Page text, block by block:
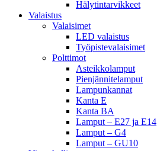
Hälytintarvikkeet
Valaistus
Valaisimet
LED valaistus
Työpistevalaisimet
Polttimot
Asteikkolamput
Pienjännitelamput
Lampunkannat
Kanta E
Kanta BA
Lamput – E27 ja E14
Lamput – G4
Lamput – GU10